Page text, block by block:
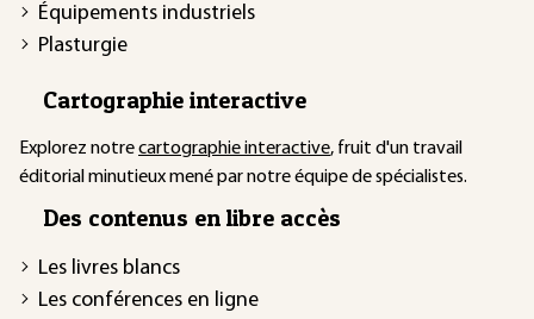
Équipements industriels
Plasturgie
Cartographie interactive
Explorez notrecartographie interactive, fruit d'un travail
éditorial minutieux mené par notre équipe de spécialistes.
Des contenus en libre accès
Les livres blancs
Les conférences en ligne